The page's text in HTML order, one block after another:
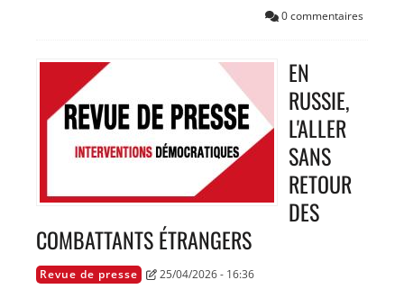
0 commentaires
EN
RUSSIE,
L'ALLER
SANS
RETOUR
DES
COMBATTANTS ÉTRANGERS
Revue de presse 25/04/2026 - 16:36